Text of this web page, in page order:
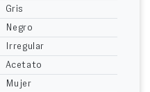
Gris
Negro
Irregular
Acetato
Mujer